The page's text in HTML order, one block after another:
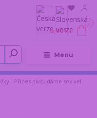
Menu
0
0,00 Kč
- Přines pivo, dáme sex vel.